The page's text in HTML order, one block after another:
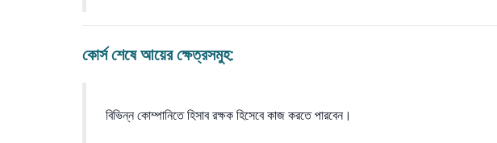
কোর্স শেষে আয়ের ক্ষেত্রসমুহ:
বিভিন্ন কোম্পানিতে হিসাব রক্ষক হিসেবে কাজ করতে পারবেন।